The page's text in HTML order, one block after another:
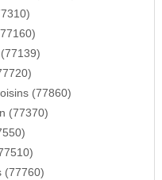
(77860)
(77370)
(77760)